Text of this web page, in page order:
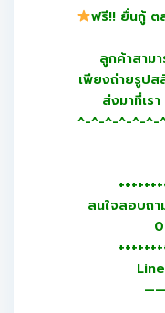
ฟรี!! ยื่นกู้ ต
ลูกค้าสาม
เพียงถ่ายรูป
ส่งมาที่เร
^-^-^-^-^-^-
สนใจสอบถ